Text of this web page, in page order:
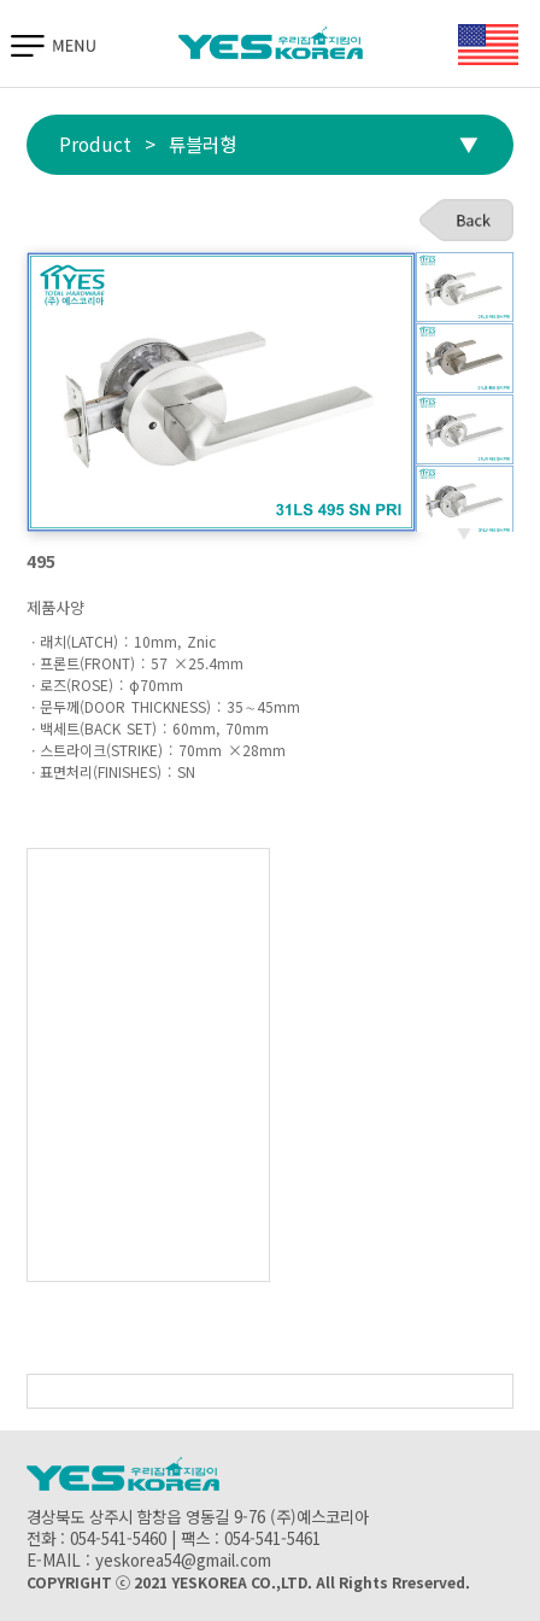
Product > 튜블러형 ▼
▼
495
제품사양
ㆍ래치(LATCH) : 10mm, Znic
ㆍ프론트(FRONT) : 57 ×25.4mm
ㆍ로즈(ROSE) : φ70mm
ㆍ문두께(DOOR THICKNESS) : 35∼45mm
ㆍ백세트(BACK SET) : 60mm, 70mm
ㆍ스트라이크(STRIKE) : 70mm ×28mm
경상북도 상주시 함창읍 영동길 9-76 (주)예스코리아
전화 : 054-541-5460 | 팩스 : 054-541-5461
E-MAIL : yeskorea54@gmail.com
COPYRIGHT ⓒ 2021 YESKOREA CO.,LTD. All Rights Rreserved.